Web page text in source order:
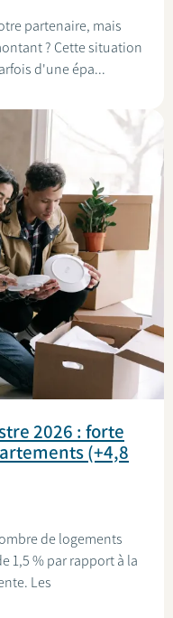
partenaire, mais
? Cette situation
d'une épa...
2026 : forte
(+4,8
de logements
1,5 % par rapport à la
Les